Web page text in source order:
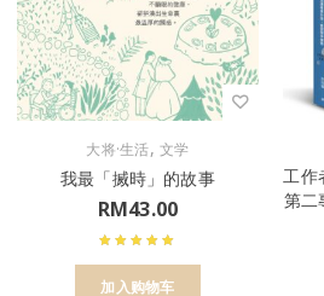
大将·生活,文学
我最「搣時」的故事
RM43.00
加入购物车
工作
第二